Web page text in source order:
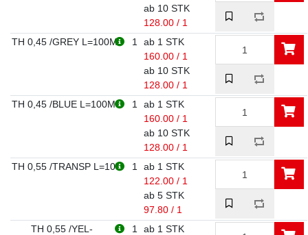
ab 10 STK
128.00 / 1
TH 0,45 /GREY L=100M
1
ab 1 STK
160.00 / 1
ab 10 STK
128.00 / 1
TH 0,45 /BLUE L=100M
1
ab 1 STK
160.00 / 1
ab 10 STK
128.00 / 1
TH 0,55 /TRANSP L=10
1
ab 1 STK
122.00 / 1
ab 5 STK
97.80 / 1
TH 0,55 /YEL-
1
ab 1 STK